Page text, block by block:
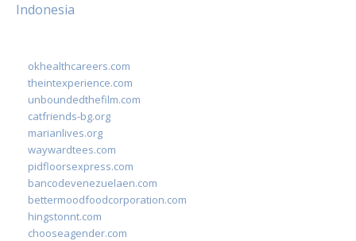
Indonesia
okhealthcareers.com
theintexperience.com
unboundedthefilm.com
catfriends-bg.org
marianlives.org
waywardtees.com
pidfloorsexpress.com
bancodevenezuelaen.com
bettermoodfoodcorporation.com
hingstonnt.com
chooseagender.com